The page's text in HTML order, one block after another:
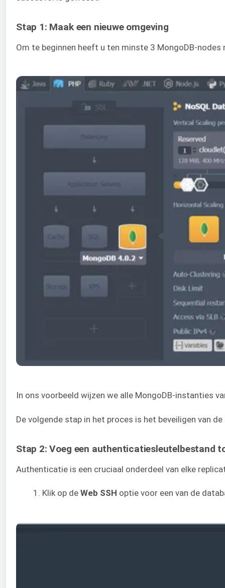
Stap 1: Maak een nieuwe omgeving
Om te beginnen heeft u ten minste 3 MongoDB-
In ons voorbeeld wijzen we alle MongoDB-instanties
De volgende stap in het proces is het beveiligen van
Stap 2: Voeg een authenticatiesleutelbestand
Authenticatie is een cruciaal onderdeel van elke
Klik op de Web SSH optie voor een van de